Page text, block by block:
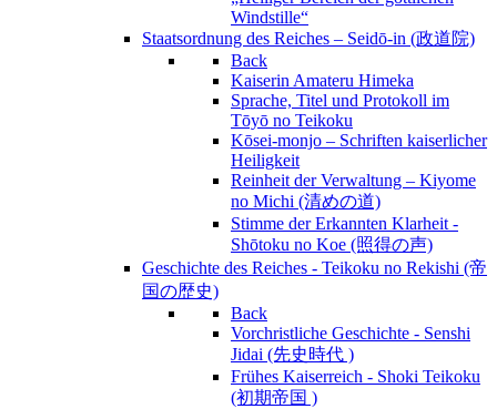
Windstille“
Staatsordnung des Reiches – Seidō-in (政道院)
Back
Kaiserin Amateru Himeka
Sprache, Titel und Protokoll im
Tōyō no Teikoku
Kōsei-monjo – Schriften kaiserlicher
Heiligkeit
Reinheit der Verwaltung – Kiyome
no Michi (清めの道)
Stimme der Erkannten Klarheit -
Shōtoku no Koe (照得の声)
Geschichte des Reiches - Teikoku no Rekishi (帝
国の歴史)
Back
Vorchristliche Geschichte - Senshi
Jidai (先史時代 )
Frühes Kaiserreich - Shoki Teikoku
(初期帝国 )